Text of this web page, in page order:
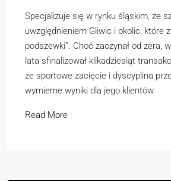
Specjalizuje się w rynku śląskim, ze
uwzględnieniem Gliwic i okolic, które
podszewki”. Choć zaczynał od zera,
lata sfinalizował kilkadziesiąt
że sportowe zacięcie i dyscyplina
wymierne wyniki dla jego klientów.
Read More